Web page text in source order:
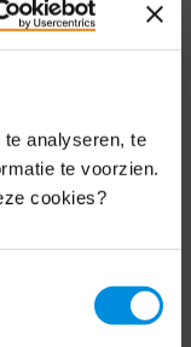
analyseren, te
te voorzien.
cookies?